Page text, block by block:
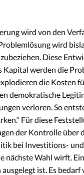
wird von den
wird
Diese
werden die
die Kosten
demokratische
verloren. So
Für diese
der Kontrolle
bei Investitions-
nächste Wahl wirft.
ist. Es bedarf